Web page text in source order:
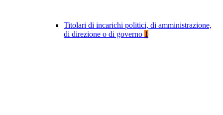
Titolari di incarichi politici, di amministrazione,
di direzione o di governo 1